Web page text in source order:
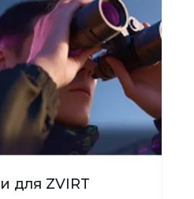
для ZVIRT